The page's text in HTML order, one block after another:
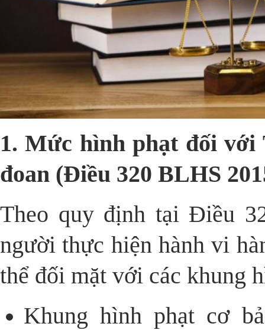
1. Mức hình phạt đối với
đoan (Điều 320 BLHS
Theo quy định tại Điều
người thực hiện hành vi
thể đối mặt với các khung
Khung hình phạt cơ